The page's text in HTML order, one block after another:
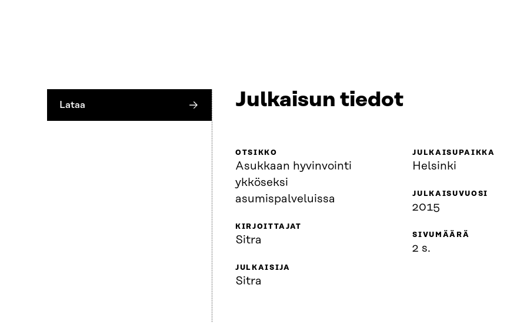
Lataa Julkaisun tiedot
OTSIKKO
Asukkaan hyvinvointi
ykköseksi
asumispalveluissa
KIRJOITTAJAT
Sitra
JULKAISIJA
Sitra
JULKAISUPAIKKA
Helsinki
JULKAISUVUOSI
2015
SIVUMÄÄRÄ
2 s.